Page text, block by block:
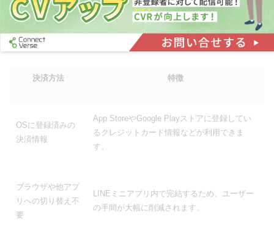
済情報を使用して、スムーズに課金が可能です。
具体的には、以下の特徴があります。
決済方法 特徴
OSに登録済みの
決済情報
App StoreやGoogle Playストアに登録してい
るクレジットカード情報などが利用できま
す。
ブラウザや他アプ
リへの切り替え不
要
LINEミニアプリ内で完結するため、ユーザー
の手間が大幅に削減されます。